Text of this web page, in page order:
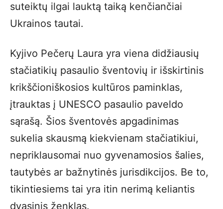
suteiktų ilgai lauktą taiką kenčiančiai
Ukrainos tautai.
Kyjivo Pečerų Laura yra viena didžiausių
stačiatikių pasaulio šventovių ir išskirtinis
krikščioniškosios kultūros paminklas,
įtrauktas į UNESCO pasaulio paveldo
sąrašą. Šios šventovės apgadinimas
sukelia skausmą kiekvienam stačiatikiui,
nepriklausomai nuo gyvenamosios šalies,
tautybės ar bažnytinės jurisdikcijos. Be to,
tikintiesiems tai yra itin nerimą keliantis
dvasinis ženklas.